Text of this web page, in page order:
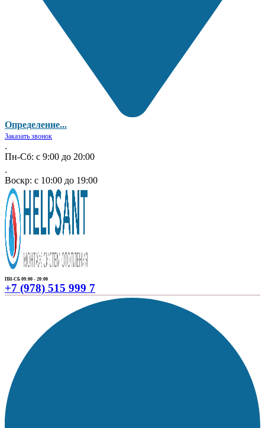
Определение...
Заказать звонок
.
Пн-Сб: с 9:00 до 20:00
.
Воскр: с 10:00 до 19:00
ПН-СБ 09:00 - 20:00
+7 (978) 515 999 7